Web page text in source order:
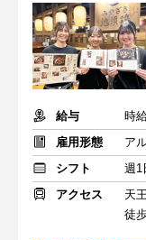
給与
時
雇用形態
ア
シフト
週1
アクセス
天
徒